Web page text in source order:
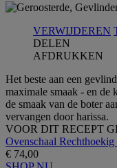
VERWIJDEREN
DELEN
AFDRUKKEN
Het beste aan een
maximale smaak - en de
de smaak van de boter
vervangen door harissa.
VOOR DIT RECEPT
Ovenschaal
€ 74,00